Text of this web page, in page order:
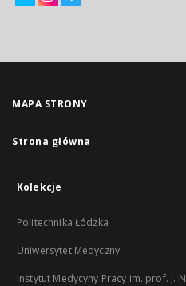
MAPA STRONY
Strona główna
Kolekcje
Politechnika Łódzka
Uniwersytet Medyczny
Instytut Medycyny Pracy im. prof. J.